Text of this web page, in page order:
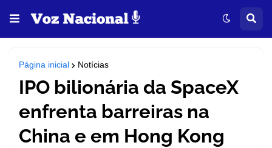
Página inicial Notícias
IPO bilionária da SpaceX
enfrenta barreiras na
China e em Hong Kong